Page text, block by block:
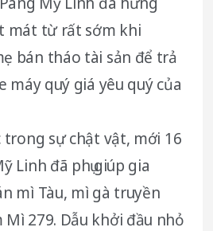
mát từ rất sớm khi
bán tháo tài sản để trả
máy quý giá yêu quý của
trong sự chật vật, mới 16
Linh đã phụ giúp gia
mì Tàu, mì gà truyền
279. Dẫu khởi đầu nhỏ